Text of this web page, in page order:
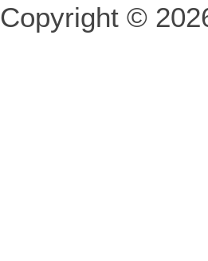
Copyright ©